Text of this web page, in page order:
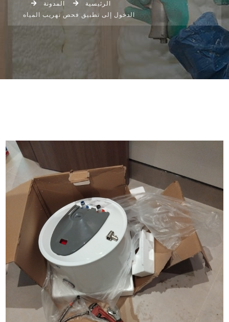
الرئيسية
المدونة
الدخول إلى تطبيق فحص تهريب المياه